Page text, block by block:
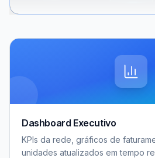
Dashboard Executivo
KPIs da rede, gráficos de
unidades atualizados em tempo